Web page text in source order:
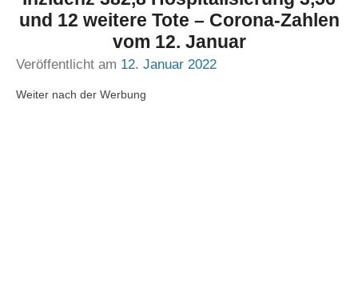
und 12 weitere Tote – Corona-Zahlen
vom 12. Januar
Veröffentlicht am 12. Januar 2022
Weiter nach der Werbung